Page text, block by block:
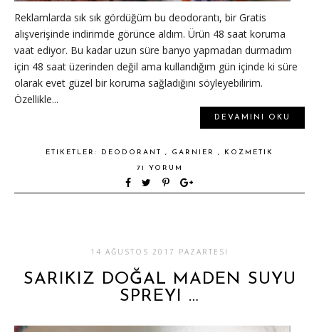
Reklamlarda sık sık gördüğüm bu deodorantı, bir Gratis
alışverişinde indirimde görünce aldım. Ürün 48 saat koruma
vaat ediyor. Bu kadar uzun süre banyo yapmadan durmadım
için 48 saat üzerinden değil ama kullandığım gün içinde ki süre
olarak evet güzel bir koruma sağladığını söyleyebilirim.
Özellikle...
DEVAMINI OKU
ETIKETLER: DEODORANT , GARNIER ,
KOZMETIK
71 YORUM
14 AĞUSTOS 2017 PAZARTESI
SARIKIZ DOĞAL MADEN SUYU
SPREYI …